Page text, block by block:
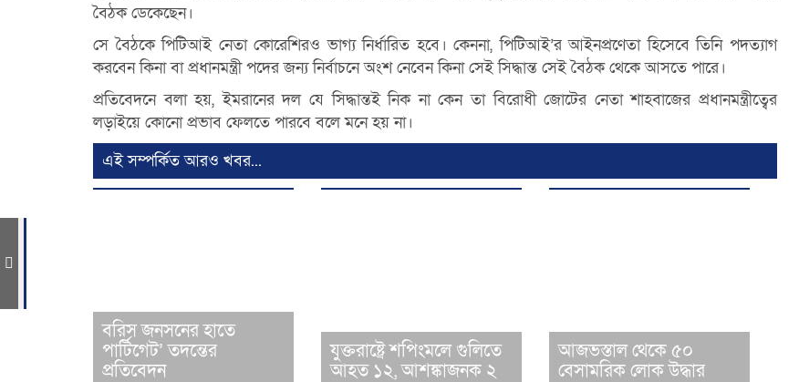
বৈঠক ডেকেছেন।
সে বৈঠকে পিটিআই নেতা কোরেশিরও ভাগ্য নির্ধারিত হবে। কেননা, পিটিআই’র আইনপ্রণেতা হিসেবে তিনি পদত্যাগ
করবেন কিনা বা প্রধানমন্ত্রী পদের জন্য নির্বাচনে অংশ নেবেন কিনা সেই সিদ্ধান্ত সেই বৈঠক থেকে আসতে পারে।
প্রতিবেদনে বলা হয়, ইমরানের দল যে সিদ্ধান্তই নিক না কেন তা বিরোধী জোটের নেতা শাহবাজের প্রধানমন্ত্রীত্বের
লড়াইয়ে কোনো প্রভাব ফেলতে পারবে বলে মনে হয় না।
এই সম্পর্কিত আরও খবর...
বরিস জনসনের হাতে
পার্টিগেট’ তদন্তের
প্রতিবেদন
যুক্তরাষ্ট্রে শপিংমলে গুলিতে
আহত ১২, আশঙ্কাজনক ২
আজভস্তাল থেকে ৫০
বেসামরিক লোক উদ্ধার